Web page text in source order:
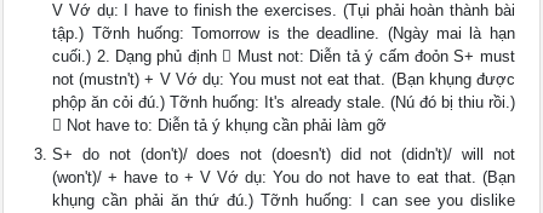
V Vớ dụ: I have to finish the exercises. (Tụi phải hoàn thành bài
tập.) Tỡnh huống: Tomorrow is the deadline. (Ngày mai là hạn
cuối.) 2. Dạng phủ định  Must not: Diễn tả ý cấm đoỏn S+ must
not (mustn't) + V Vớ dụ: You must not eat that. (Bạn khụng được
phộp ăn cỏi đú.) Tỡnh huống: It's already stale. (Nú đó bị thiu rồi.)
 Not have to: Diễn tả ý khụng cần phải làm gỡ
S+ do not (don't)/ does not (doesn't) did not (didn't)/ will not
(won't)/ + have to + V Vớ dụ: You do not have to eat that. (Bạn
khụng cần phải ăn thứ đú.) Tỡnh huống: I can see you dislike